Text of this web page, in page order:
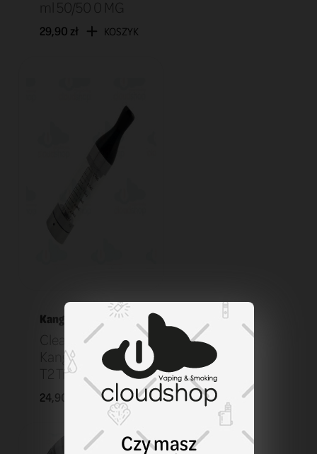
ml 50/50 0 MG
29,90 zł KOSZYK
Kangertech
Clearomizer
KangerTech EGO
T2 Transparent
24,90 zł KOSZYK
Czy masz